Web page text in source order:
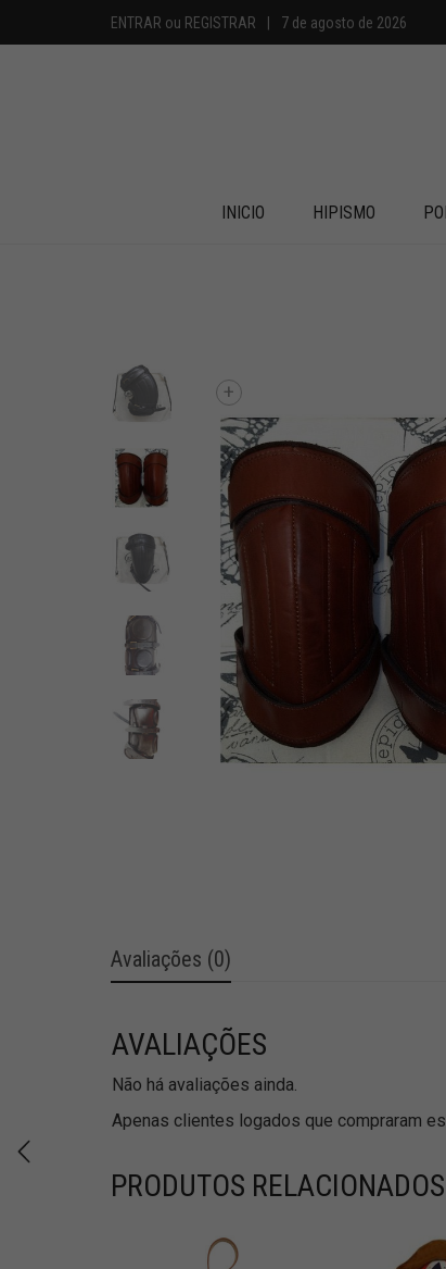
ENTRAR ou REGISTRAR | 7 de agosto de 2026
INICIO HIPISMO
+
Avaliações (0)
AVALIAÇÕES
Não há avaliações ainda.
Apenas clientes logados que compraram
PRODUTOS RELACIONADOS